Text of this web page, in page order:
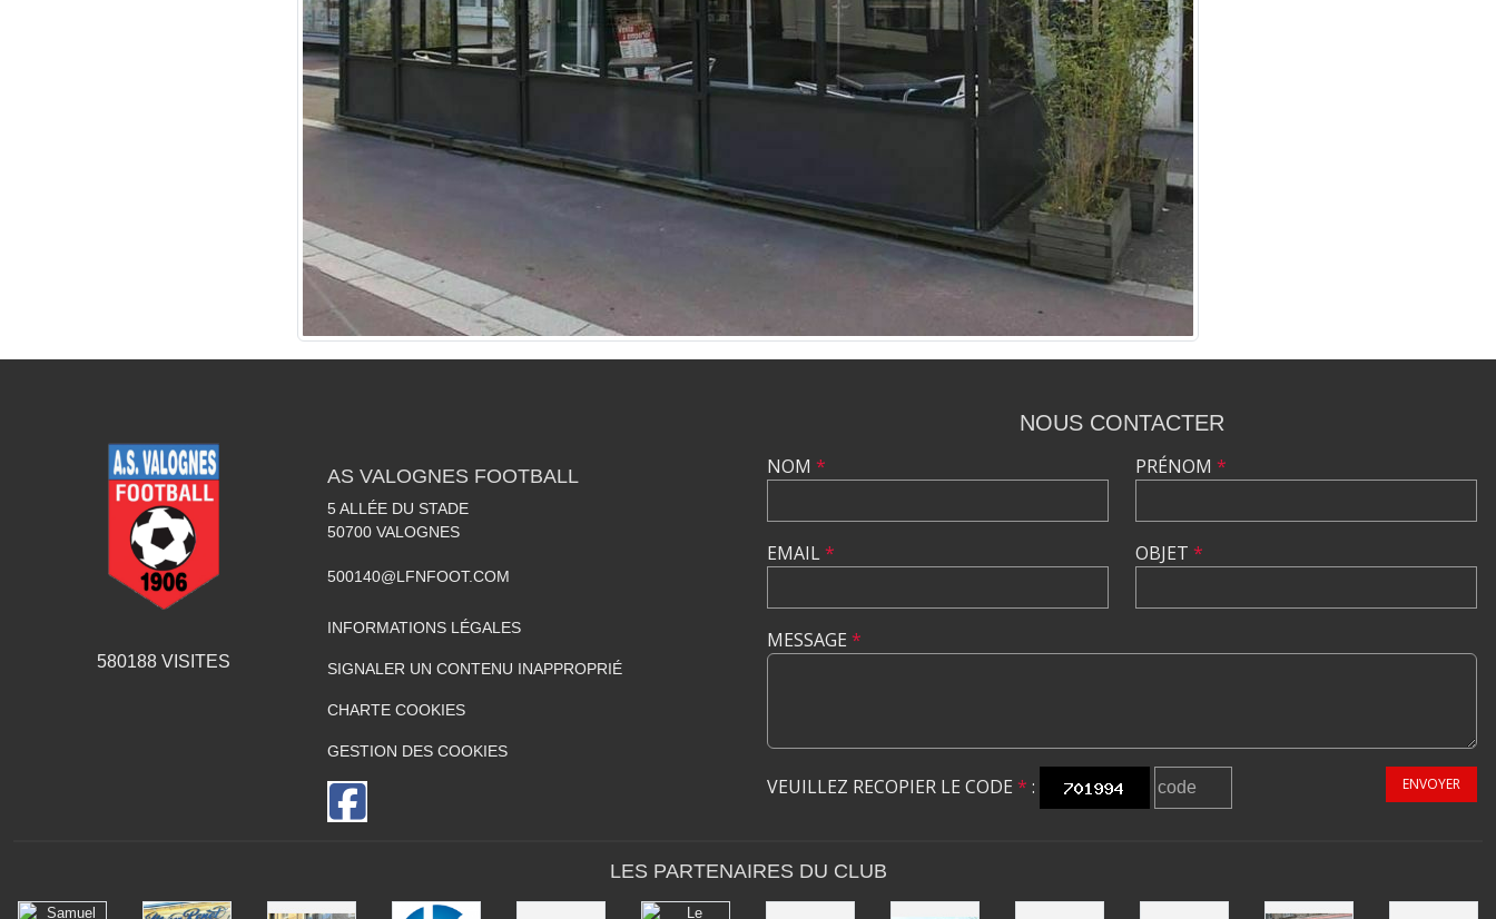
580188 VISITES
AS VALOGNES FOOTBALL
5 ALLÉE DU STADE
50700 VALOGNES
500140@LFNFOOT.COM
INFORMATIONS LÉGALES
SIGNALER UN CONTENU INAPPROPRIÉ
CHARTE COOKIES
GESTION DES COOKIES
NOUS CONTACTER
NOM *
EMAIL*
PRÉNOM *
OBJET *
MESSAGE *
VEUILLEZ RECOPIER LE CODE * : ENVOYER
LES PARTENAIRES DU CLUB